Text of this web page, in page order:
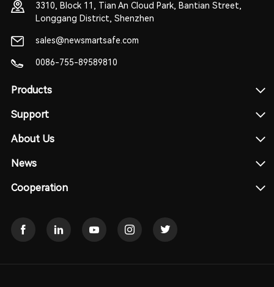
3310, Block 11, Tian An Cloud Park, Bantian Street,
Longgang District, Shenzhen
sales@newsmartsafe.com
0086-755-89589810
Products
Support
About Us
News
Cooperation